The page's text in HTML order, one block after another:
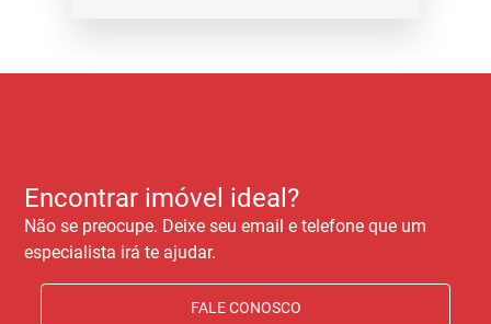
Encontrar imóvel ideal?
Não se preocupe. Deixe seu email e telefone que um
especialista irá te ajudar.
FALE CONOSCO